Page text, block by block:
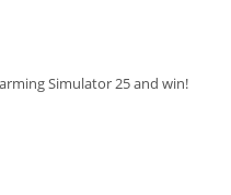
Simulator 25 and win!